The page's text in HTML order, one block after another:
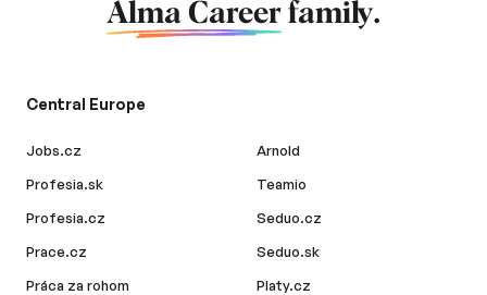
Alma Career family.
Central Europe
Jobs.cz
Profesia.sk
Profesia.cz
Prace.cz
Práca za rohom
Arnold
Teamio
Seduo.cz
Seduo.sk
Platy.cz